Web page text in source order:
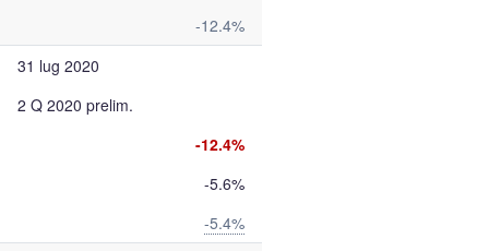
-12.4%
31 lug 2020
2 Q 2020 prelim.
-12.4%
-5.6%
-5.4%